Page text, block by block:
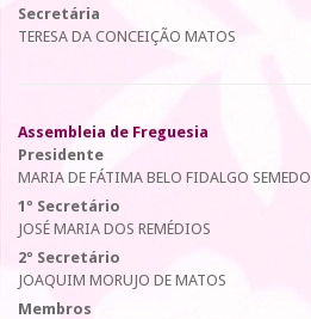
Secretária
TERESA DA CONCEIÇÃO MATOS
Assembleia de Freguesia
Presidente
MARIA DE FÁTIMA BELO FIDALGO SEMEDO
1º Secretário
JOSÉ MARIA DOS REMÉDIOS
2º Secretário
JOAQUIM MORUJO DE MATOS
Membros